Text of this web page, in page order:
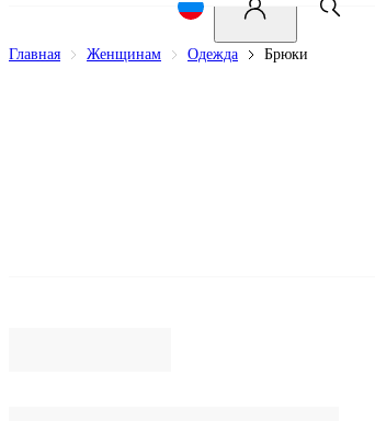
Главная Женщинам Одежда Брюки